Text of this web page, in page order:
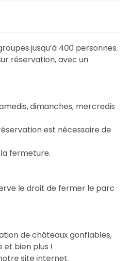
jusqu’à 400 personnes.
réservation, avec un
dimanches, mercredis
est nécessaire de
fermeture.
le droit de fermer le parc
de châteaux gonflables,
et bien plus !
site internet.